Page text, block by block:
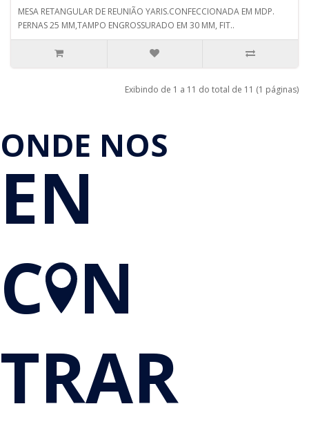
MESA RETANGULAR DE REUNIÃO YARIS.CONFECCIONADA EM MDP.
PERNAS 25 MM,TAMPO ENGROSSURADO EM 30 MM, FIT..
Exibindo de 1 a 11 do total de 11 (1 páginas)
ONDE NOS
EN
C N
TRAR